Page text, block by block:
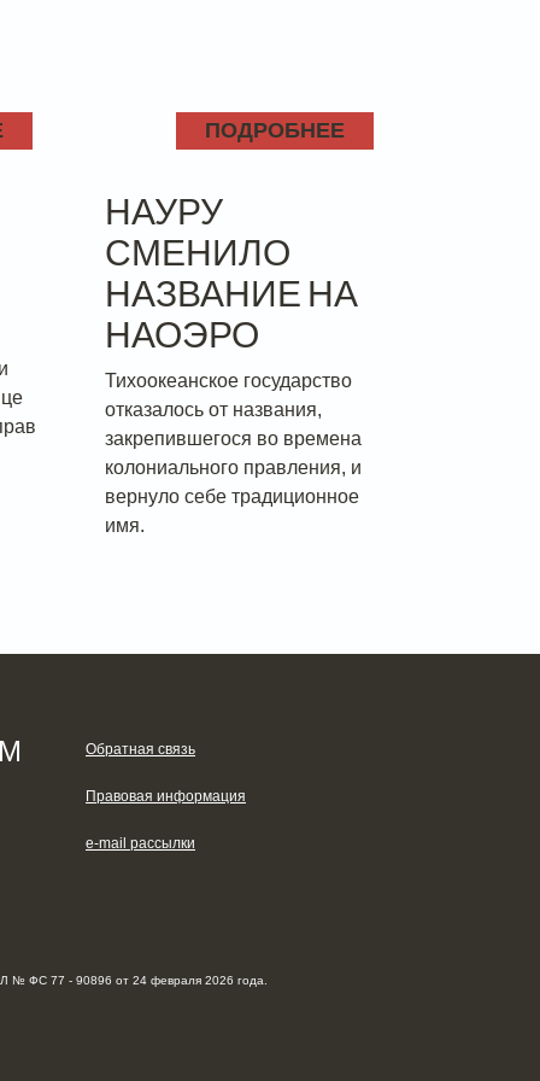
ПОДРОБНЕЕ
НАУРУ
СМЕНИЛО
НАЗВАНИЕ НА
НАОЭРО
Тихоокеанское государство
отказалось от названия,
закрепившегося во времена
колониального правления, и
вернуло себе традиционное
имя.
Обратная связь
Правовая информация
e-mail рассылки
№ ФС 77 - 90896 от 24 февраля 2026 года.